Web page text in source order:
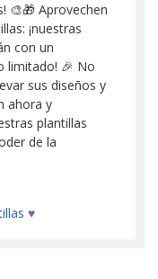
🎨🎁 Aprovechen
¡nuestras
con un
limitado! 🎉 No
sus diseños y
ahora y
plantillas
de la
♥